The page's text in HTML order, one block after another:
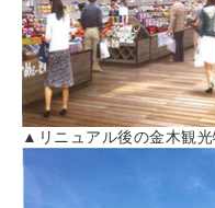
▲リニュアル後の金木観